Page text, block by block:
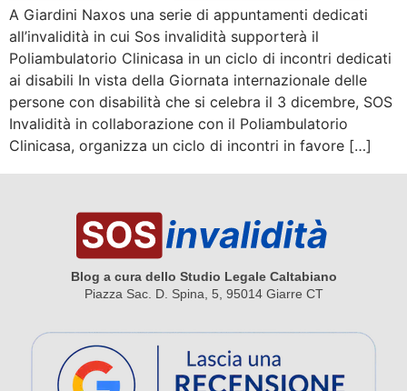
A Giardini Naxos una serie di appuntamenti dedicati
all’invalidità in cui Sos invalidità supporterà il
Poliambulatorio Clinicasa in un ciclo di incontri dedicati
ai disabili In vista della Giornata internazionale delle
persone con disabilità che si celebra il 3 dicembre, SOS
Invalidità in collaborazione con il Poliambulatorio
Clinicasa, organizza un ciclo di incontri in favore […]
Blog a cura dello Studio Legale Caltabiano
Piazza Sac. D. Spina, 5, 95014 Giarre CT